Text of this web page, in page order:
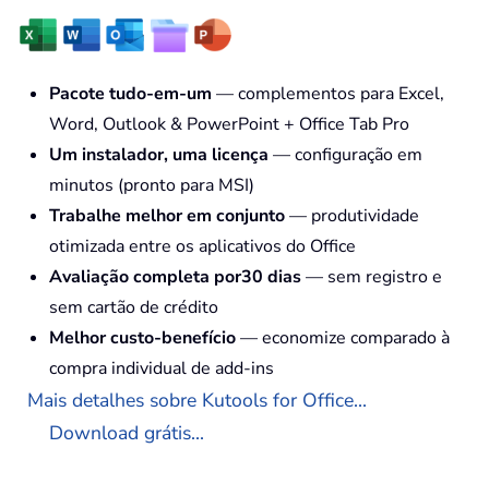
Pacote tudo-em-um — complementos para Excel,
Word, Outlook & PowerPoint + Office Tab Pro
Um instalador, uma licença — configuração em
minutos (pronto para MSI)
Trabalhe melhor em conjunto— produtividade
otimizada entre os aplicativos do Office
Avaliação completa por30 dias— sem registro e
sem cartão de crédito
Melhor custo-benefício— economize comparado à
compra individual de add-ins
Mais detalhes sobre Kutools for Office...
Download grátis...